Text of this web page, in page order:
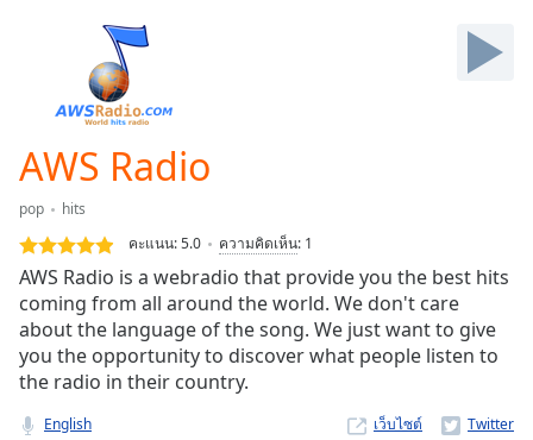
Current
Time0:00
Duration
Loaded:
0.00%
Stream
TypeLIVE
Seek to
live,
currently
behind
live LIVE
AWS Radio
pop
hits
คะแนน:5.0 ความคิดเห็น: 1
AWS Radio is a webradio that provide you the best hits
coming from all around the world. We don't care
about the language of the song. We just want to give
you the opportunity to discover what people listen to
the radio in their country.
English เว็บไซต์